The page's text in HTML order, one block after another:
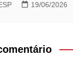
19/06/2026